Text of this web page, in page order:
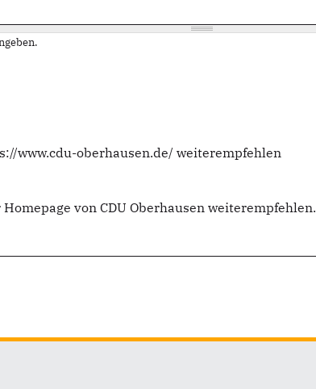
www.cdu-oberhausen.de/ weiterempfehlen
von CDU Oberhausen weiterempfehlen.